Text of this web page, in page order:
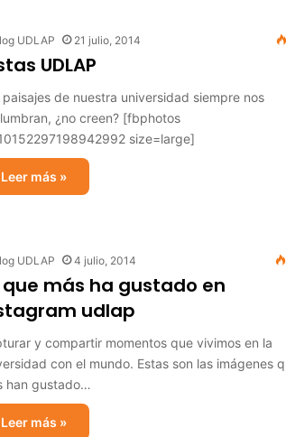
UDLAP 21 julio, 2014
UDLAP
paisajes de nuestra universidad siempre nos
¿no creen? [fbphotos
size=large]
Leer más »
UDLAP 4 julio, 2014
que más ha gustado en
udlap
y compartir momentos que vivimos en la
con el mundo. Estas son las imágenes
han gustado…
Leer más »